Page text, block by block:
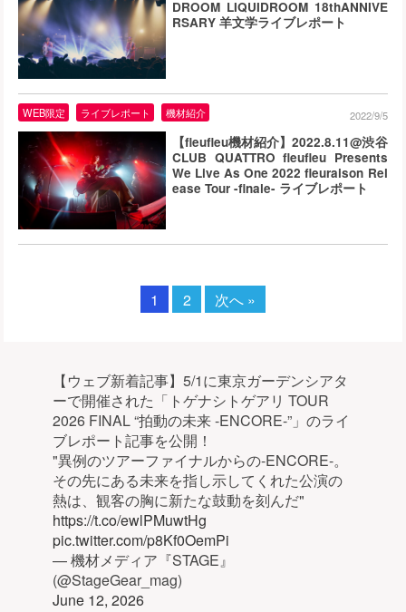
DROOM LIQUIDROOM 18thANNIVE
RSARY 羊文学ライブレポート
【fleufleu機材紹介】2022.8.11@渋谷
CLUB QUATTRO fleufleu Presents
We Live As One 2022 fleuraison Rel
ease Tour -finale- ライブレポート
WEB限定 ライブレポート 機材紹介 2022/9/5
1 2 次へ »
【ウェブ新着記事】5/1に東京ガーデンシアタ
ーで開催された「トゲナシトゲアリ TOUR
2026 FINAL “拍動の未来 -ENCORE-”」のライ
ブレポート記事を公開！
"異例のツアーファイナルからの-ENCORE-。
その先にある未来を指し示してくれた公演の
熱は、観客の胸に新たな鼓動を刻んだ"
https://t.co/ewlPMuwtHg
pic.twitter.com/p8Kf0OemPi
— 機材メディア『STAGE』
(@StageGear_mag)
June 12, 2026